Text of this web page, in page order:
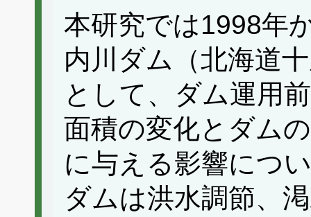
本研究では1998年
内川ダム（北海道
として、ダム運用
面積の変化とダム
に与える影響につ
ダムは洪水調節、